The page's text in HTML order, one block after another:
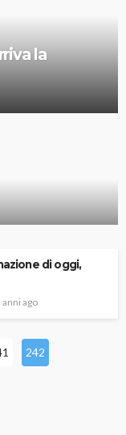
la
di oggi,
anni ago
242